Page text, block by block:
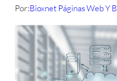
Por:Bioxnet Páginas Web Y